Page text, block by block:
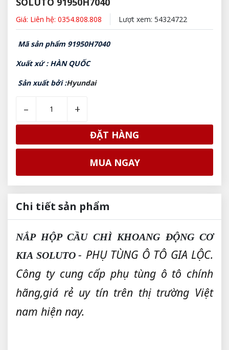
Giá: Liên hệ: 0354.808.808 Lượt xem: 54324722
Mã sản phẩm 91950H7040
Xuất xứ : HÀN QUỐC
Sản xuất bởi :Hyundai
– +
ĐẶT HÀNG
MUA NGAY
Chi tiết sản phẩm
NẮP HỘP CẦU CHÌ KHOANG ĐỘNG CƠ
KIA SOLUTO - PHỤ TÙNG Ô TÔ GIA LỘC.
Công ty cung cấp phụ tùng ô tô chính
hãng,giá rẻ uy tín trên thị trường Việt
nam hiện nay.